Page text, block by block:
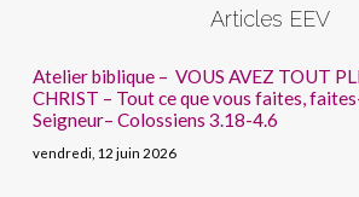
Articles EEV
Atelier biblique – VOUS AVEZ TOUT
CHRIST – Tout ce que vous faites,
Seigneur– Colossiens 3.18-4.6
vendredi, 12 juin 2026